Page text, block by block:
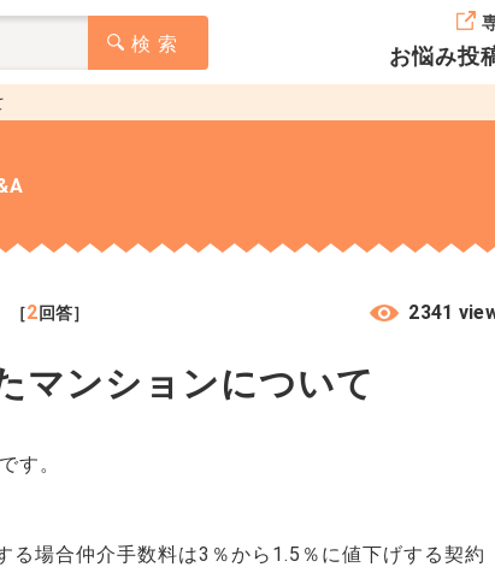
検 索 お悩み投
［2回答］ 2341
マンションについて
す。
る場合仲介手数料は3％から1.5％に値下げする契約